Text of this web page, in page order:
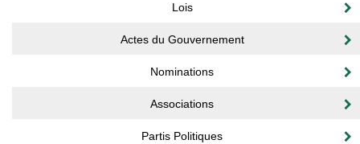
Lois
Actes du Gouvernement
Nominations
Associations
Partis Politiques